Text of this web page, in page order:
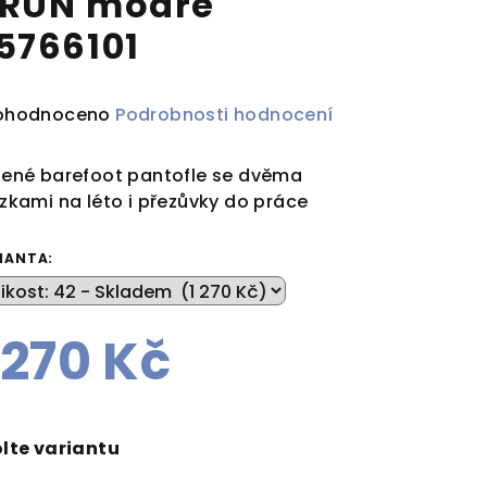
Podrobnosti hodnocení
barefoot pantofle se dvěma
na léto i přezůvky do práce
Kč
variantu